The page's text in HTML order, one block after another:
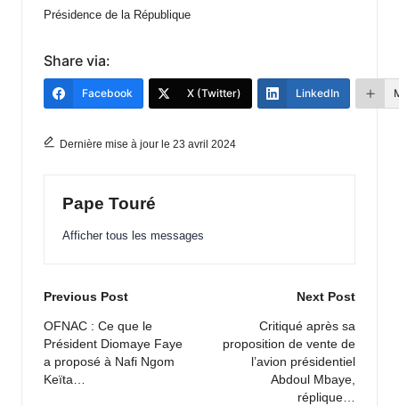
Présidence de la République
Share via:
Facebook X (Twitter) LinkedIn
Dernière mise à jour le 23 avril 2024
Pape Touré
Afficher tous les messages
Post
navigation
Previous Post
OFNAC : Ce que le
Président Diomaye Faye
a proposé à Nafi Ngom
Keïta…
Next Post
Critiqué après sa
proposition de vente de
l’avion présidentiel
Abdoul Mbaye,
réplique…